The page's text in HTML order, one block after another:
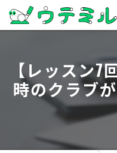
【レッスン
時のクラブ